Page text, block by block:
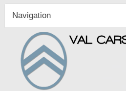
Navigation